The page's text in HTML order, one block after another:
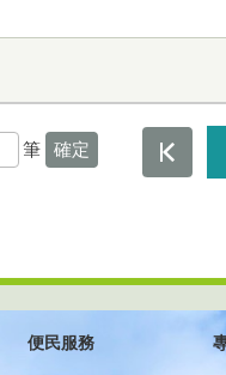
筆
便民服務